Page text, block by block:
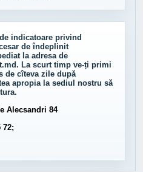
indicatoare privind
de îndeplinit
la adresa de
. La scurt timp ve-ți primi
de cîteva zile după
apropia la sediul nostru să
Alecsandri 84
72;